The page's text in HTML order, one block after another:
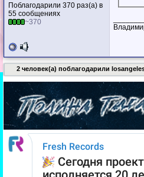
Поблагодарили 370 раз(а) в
55 сообщениях
~370
2 человек(а) поблагодарили